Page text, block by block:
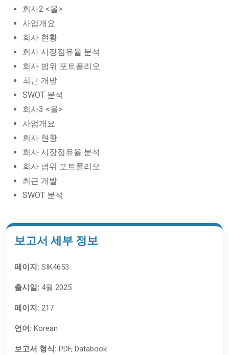
회사2 <올>
사업개요
회사 현황
회사 시장점유율 분석
회사 범위 포트폴리오
최근 개발
SWOT 분석
회사3 <올>
사업개요
회사 현황
회사 시장점유율 분석
회사 범위 포트폴리오
최근 개발
SWOT 분석
보고서 세부 정보
페이지: SIK4653
출시일: 4월 2025
페이지: 217
언어: Korean
보고서 형식: PDF, Databook